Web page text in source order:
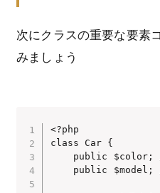
次にクラスの重要な要素
みましょう
<?php
class Car {
public $color;
public $model;